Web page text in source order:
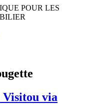
POUR LES
Visitou via